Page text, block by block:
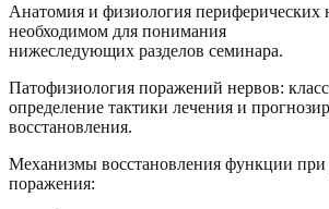
Анатомия и физиология периферических
необходимом для понимания
нижеследующих разделов семинара.
Патофизиология поражений нервов:
определение тактики лечения и
восстановления.
Механизмы восстановления функции при
поражения: